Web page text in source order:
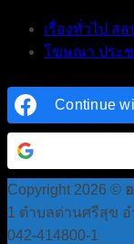
เรื่องทั่วไป ส
โฆษณา ประ
Continue
Copyright 2026 ©
1 ตำบลด่านศรีสุข
042-414800-1